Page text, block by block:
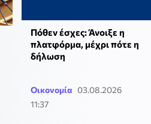
Πόθεν έσχες: Άνοιξε η
πλατφόρμα, μέχρι πότε η
δήλωση
Οικονομία 03.08.2026
11:37